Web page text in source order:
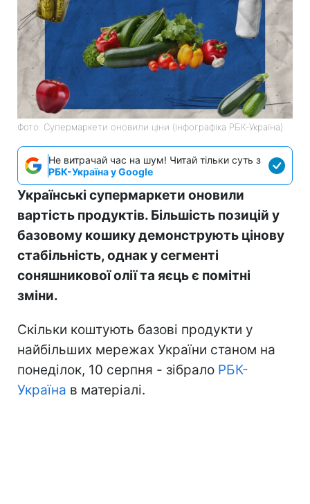
Фото: Супермаркети оновили ціни (інфографіка РБК-Україна)
Не витрачай час на шум! Читай тільки суть з
РБК-Україна у Google
Українські супермаркети оновили
вартість продуктів. Більшість позицій у
базовому кошику демонструють цінову
стабільність, однак у сегменті
соняшникової олії та яєць є помітні
зміни.
Скільки коштують базові продукти у
найбільших мережах України станом на
понеділок, 10 серпня - зібрало РБК-
Україна в матеріалі.